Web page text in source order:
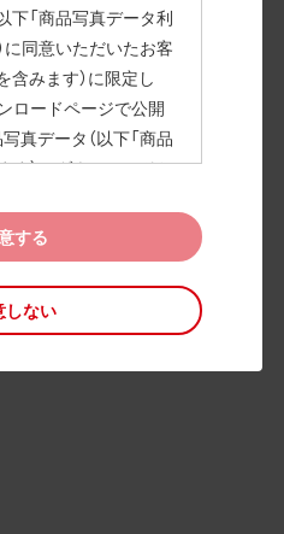
下「商品写真データ利
に同意いただいたお客
含みます）に限定し
ロードページで公開
真データ（以下「商品
す）のダウンロードお
CAD図データ利用規約
用規約」といいます）
様に限定して、本CA
ジで公開している当
諾いたします。
する
しない